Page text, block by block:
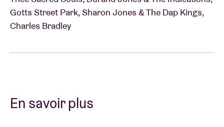
Gotts Street Park, Sharon Jones & The Dap Kings,
Charles Bradley
En savoir plus